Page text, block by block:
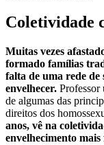
Coletividade
Muitas vezes
formado famílias
falta de uma rede de
envelhecer. Professor
de algumas das
direitos dos
anos, vê na
envelhecimento mais